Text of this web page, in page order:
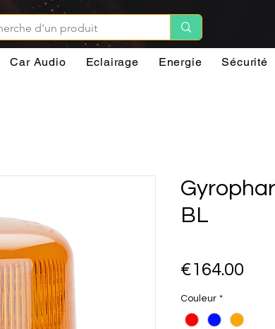
Car Audio Eclairage Energie Sécurité
BL
€164.00
Couleur *